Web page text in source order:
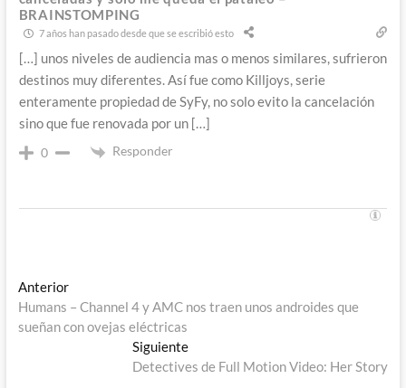
BRAINSTOMPING
7 años han pasado desde que se escribió esto
[…] unos niveles de audiencia mas o menos similares, sufrieron
destinos muy diferentes. Así fue como Killjoys, serie
enteramente propiedad de SyFy, no solo evito la cancelación
sino que fue renovada por un […]
0 Responder
Navegación
de
AnteriorEntrada
anterior:
Humans – Channel 4 y AMC nos traen unos androides que
sueñan con ovejas eléctricas
SiguienteEntrada
siguiente:
Detectives de Full Motion Video: Her Story